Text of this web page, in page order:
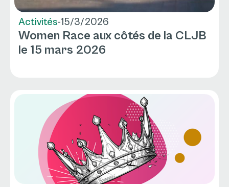
Activités-15/3/2026
Women Race aux côtés de la CLJB
le 15 mars 2026